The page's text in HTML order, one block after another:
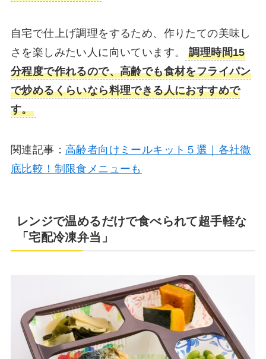
自宅で仕上げ調理をするため、作りたての美味し
さを楽しみたい人に向いています。
調理時間15
分程度で作れるので、高齢でも食材をフライパン
で炒めるくらいなら料理できる人におすすめで
す。
関連記事： 高齢者向けミールキット５選｜各社徹
底比較！制限食メニューも
レンジで温めるだけで食べられて超手軽な
「宅配冷凍弁当」